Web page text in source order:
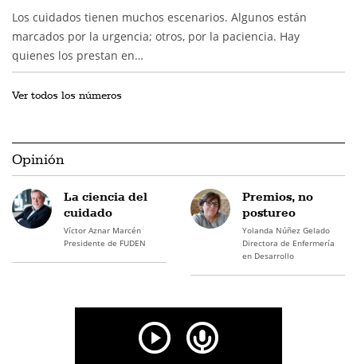
Los cuidados tienen muchos escenarios. Algunos están
marcados por la urgencia; otros, por la paciencia. Hay
quienes los prestan en…
Ver todos los números
Opinión
La ciencia del
cuidado
Víctor Aznar Marcén
Presidente de FUDEN
Premios, no
postureo
Yolanda Núñez Gelado
Directora de Enfermería
en Desarrollo